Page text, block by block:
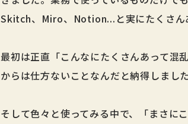
Skitch、Miro、Notion...と実にたくさん
最初は正直「こんなにたくさんあって混
からは仕方ないことなんだと納得しまし
そして色々と使ってみる中で、「まさに